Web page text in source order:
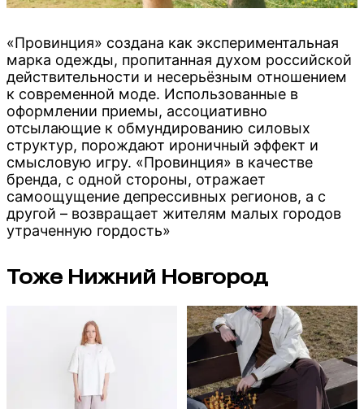
«Провинция» создана как экспериментальная
марка одежды, пропитанная духом российской
действительности и несерьёзным отношением
к современной моде. Использованные в
оформлении приемы, ассоциативно
отсылающие к обмундированию силовых
структур, порождают ироничный эффект и
смысловую игру. «Провинция» в качестве
бренда, с одной стороны, отражает
самоощущение депрессивных регионов, а с
другой – возвращает жителям малых городов
утраченную гордость»
Тоже Нижний Новгород